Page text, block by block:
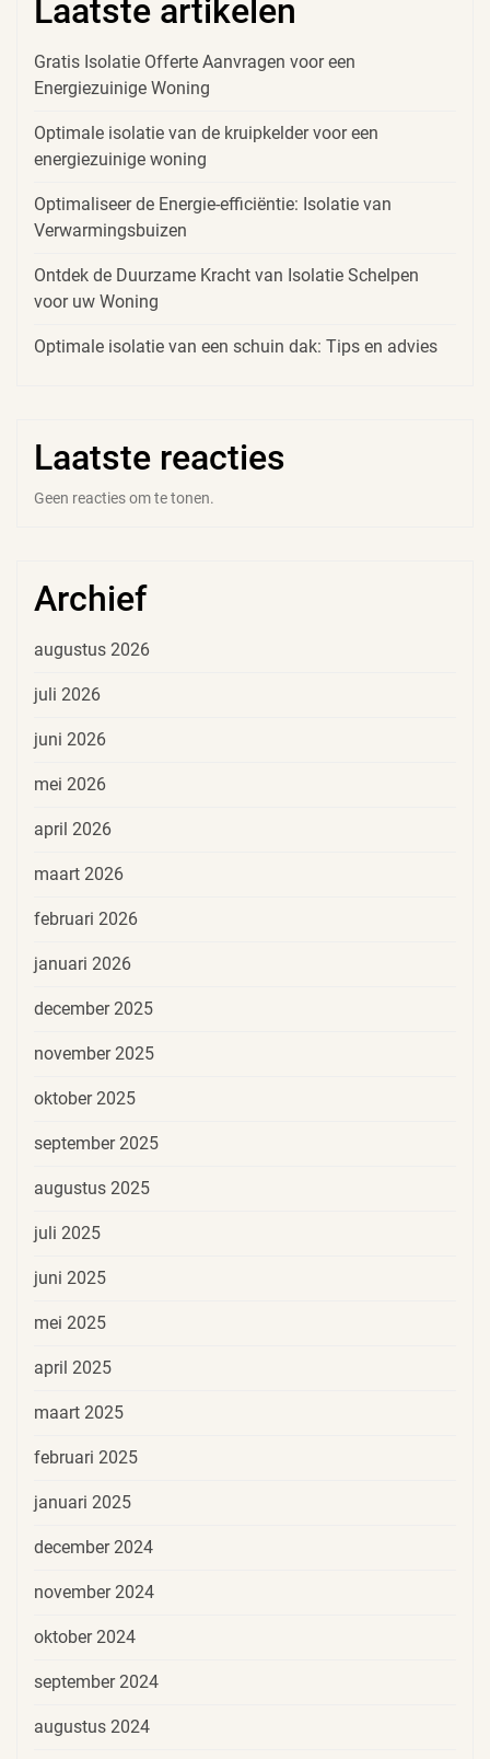
Laatste artikelen
Gratis Isolatie Offerte Aanvragen voor een
Energiezuinige Woning
Optimale isolatie van de kruipkelder voor een
energiezuinige woning
Optimaliseer de Energie-efficiëntie: Isolatie van
Verwarmingsbuizen
Ontdek de Duurzame Kracht van Isolatie Schelpen
voor uw Woning
Optimale isolatie van een schuin dak: Tips en advies
Laatste reacties
Geen reacties om te tonen.
Archief
augustus 2026
juli 2026
juni 2026
mei 2026
april 2026
maart 2026
februari 2026
januari 2026
december 2025
november 2025
oktober 2025
september 2025
augustus 2025
juli 2025
juni 2025
mei 2025
april 2025
maart 2025
februari 2025
januari 2025
december 2024
november 2024
oktober 2024
september 2024
augustus 2024